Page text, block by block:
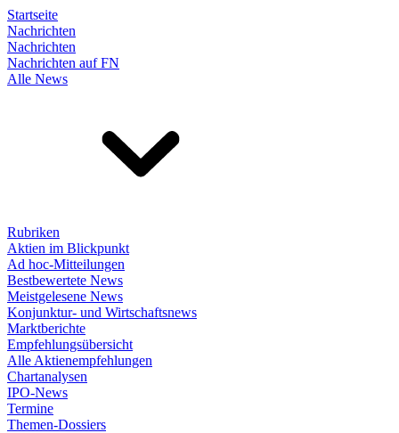
Startseite
Nachrichten
Nachrichten
Nachrichten auf FN
Alle News
Rubriken
Aktien im Blickpunkt
Ad hoc-Mitteilungen
Bestbewertete News
Meistgelesene News
Konjunktur- und Wirtschaftsnews
Marktberichte
Empfehlungsübersicht
Alle Aktienempfehlungen
Chartanalysen
IPO-News
Termine
Themen-Dossiers